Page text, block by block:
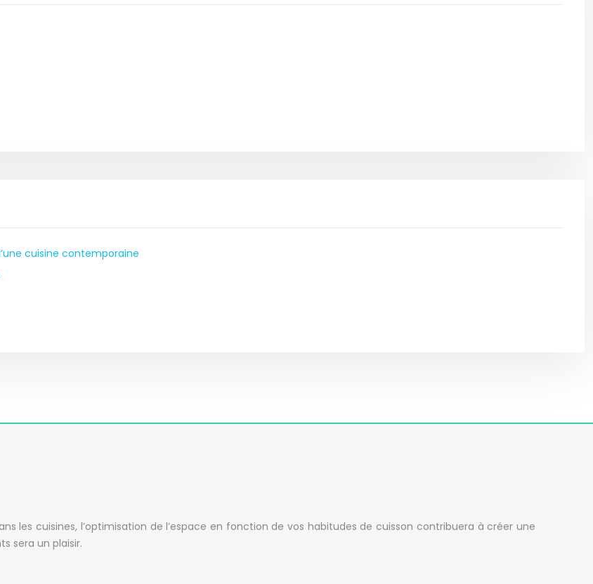
cuisine contemporaine
les cuisines, l’optimisation de l’espace en fonction de vos habitudes de cuisson contribuera à créer une
sera un plaisir.